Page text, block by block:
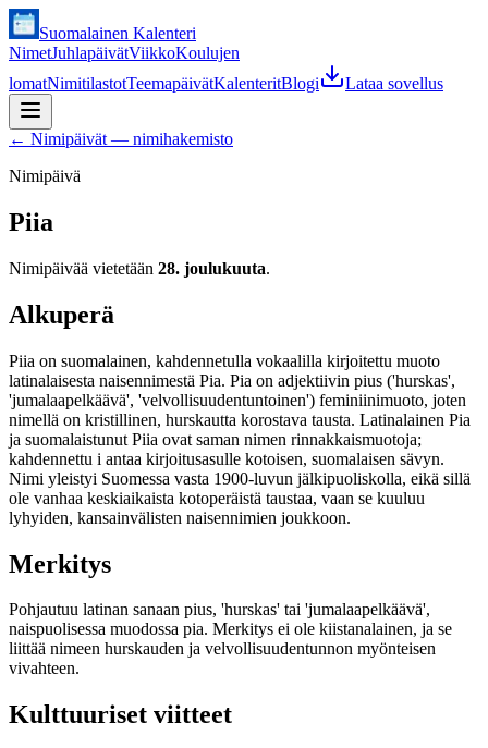
Suomalainen Kalenteri
NimetJuhlapäivätViikkoKoulujen
lomatNimitilastotTeemapäivätKalenteritBlogi Lataa sovellus
← Nimipäivät — nimihakemisto
Nimipäivä
Piia
Nimipäivää vietetään 28. joulukuuta.
Alkuperä
Piia on suomalainen, kahdennetulla vokaalilla kirjoitettu muoto
latinalaisesta naisennimestä Pia. Pia on adjektiivin pius ('hurskas',
'jumalaapelkäävä', 'velvollisuudentuntoinen') feminiinimuoto, joten
nimellä on kristillinen, hurskautta korostava tausta. Latinalainen Pia
ja suomalaistunut Piia ovat saman nimen rinnakkaismuotoja;
kahdennettu i antaa kirjoitusasulle kotoisen, suomalaisen sävyn.
Nimi yleistyi Suomessa vasta 1900-luvun jälkipuoliskolla, eikä sillä
ole vanhaa keskiaikaista kotoperäistä taustaa, vaan se kuuluu
lyhyiden, kansainvälisten naisennimien joukkoon.
Merkitys
Pohjautuu latinan sanaan pius, 'hurskas' tai 'jumalaapelkäävä',
naispuolisessa muodossa pia. Merkitys ei ole kiistanalainen, ja se
liittää nimeen hurskauden ja velvollisuudentunnon myönteisen
vivahteen.
Kulttuuriset viitteet